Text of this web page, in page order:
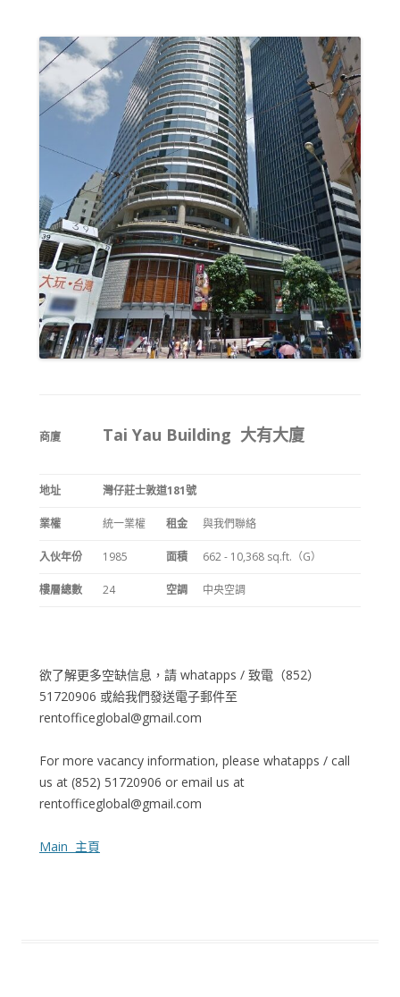
商廈 Tai Yau Building 大有大廈
地址 灣仔莊士敦道181號
業權 統一業權 租金 與我們聯絡
入伙年份 1985 面積 662 - 10,368 sq.ft.（G）
樓層總數 24 空調 中央空調
欲了解更多空缺信息，請 whatapps / 致電（852）
51720906 或給我們發送電子郵件至
rentofficeglobal@gmail.com
For more vacancy information, please whatapps / call
us at (852) 51720906 or email us at
rentofficeglobal@gmail.com
Main 主頁